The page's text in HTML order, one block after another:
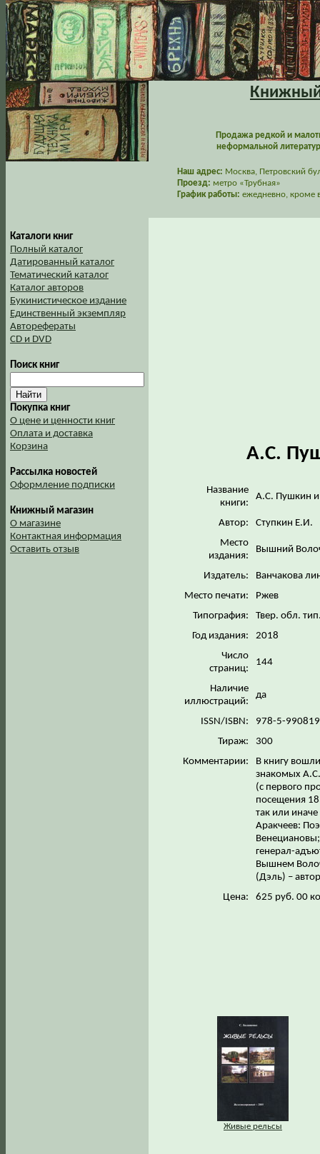
Книжный
Продажа редкой и
неформальной
Наш адрес: Москва, Петровский
Проезд: метро «Трубная»
График работы: ежедневно, кроме
Каталоги книг
Полный каталог
Датированный каталог
Тематический каталог
Каталог авторов
Букинистическое издание
Единственный экземпляр
Авторефераты
CD и DVD
Поиск книг
Покупка книг
О цене и ценности книг
Оплата и доставка
Корзина
Рассылка новостей
Оформление подписки
Книжный магазин
О магазине
Контактная информация
Оставить отзыв
А.С.
Название
книги:
А.С. Пушкин
Автор:
Ступкин Е.И.
Место
издания:
Вышний
Издатель:
Ванчакова
Место печати:
Ржев
Типография:
Твер. обл.
Год издания:
2018
Число
страниц:
144
Наличие
иллюстраций:
да
ISSN/ISBN:
978-5-
Тираж:
300
Комментарии:
В книгу
знакомых
(с первого
посещения
так или
Аракчеев:
генерал-
Вышнем
(Дэль) –
Цена:
625 руб. 00
Живые рельсы